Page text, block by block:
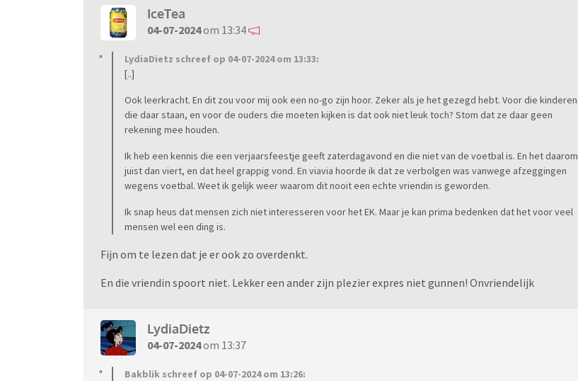
IceTea
04-07-2024om 13:34
LydiaDietz schreef op 04-07-2024 om 13:33:
[..]
Ook leerkracht. En dit zou voor mij ook een no-go zijn hoor. Zeker als je het gezegd hebt. Voor die kinderen
die daar staan, en voor de ouders die moeten kijken is dat ook niet leuk toch? Stom dat ze daar geen
rekening mee houden.
Ik heb een kennis die een verjaarsfeestje geeft zaterdagavond en die niet van de voetbal is. En het daarom
juist dan viert, en dat heel grappig vond. En viavia hoorde ik dat ze verbolgen was vanwege afzeggingen
wegens voetbal. Weet ik gelijk weer waarom dit nooit een echte vriendin is geworden.
Ik snap heus dat mensen zich niet interesseren voor het EK. Maar je kan prima bedenken dat het voor veel
mensen wel een ding is.
Fijn om te lezen dat je er ook zo overdenkt.
En die vriendin spoort niet. Lekker een ander zijn plezier expres niet gunnen! Onvriendelijk
LydiaDietz
04-07-2024om 13:37
Bakblik schreef op 04-07-2024 om 13:26: